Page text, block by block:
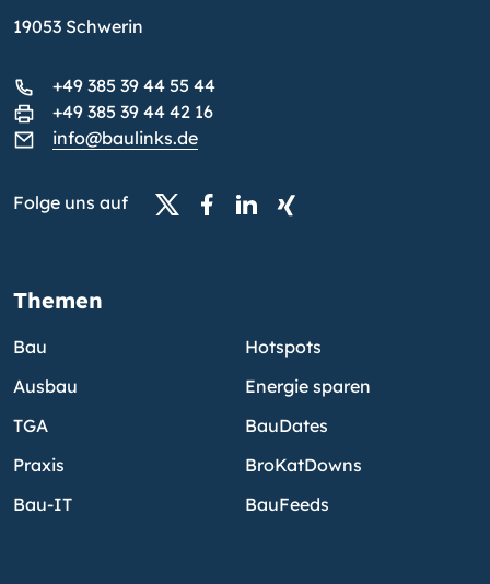
19053 Schwerin
+49 385 39 44 55 44
+49 385 39 44 42 16
info@baulinks.de
Folge uns auf
Themen
Bau
Ausbau
TGA
Praxis
Bau-IT
Hotspots
Energie sparen
BauDates
BroKatDowns
BauFeeds